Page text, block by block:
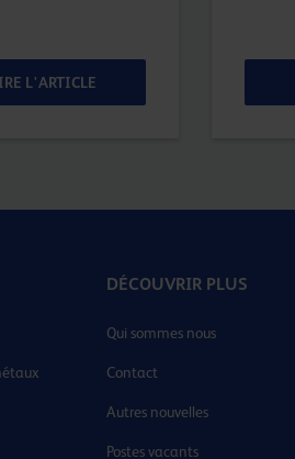
L'ARTICLE
DÉCOUVRIR PLUS
Qui sommes nous
Contact
Autres nouvelles
Postes vacants